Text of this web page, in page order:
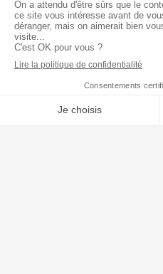
. Nos vidéos
Contact
• Contactez-nous
• Mentions légales